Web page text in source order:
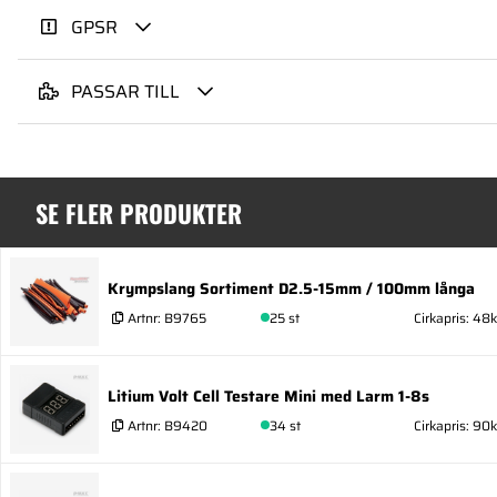
GPSR
PASSAR TILL
SE FLER PRODUKTER
Krympslang Sortiment D2.5-15mm / 100mm långa
Artnr: B9765 25 st Cirkapris:
Litium Volt Cell Testare Mini med Larm 1-8s
Artnr: B9420 34 st Cirkapris: